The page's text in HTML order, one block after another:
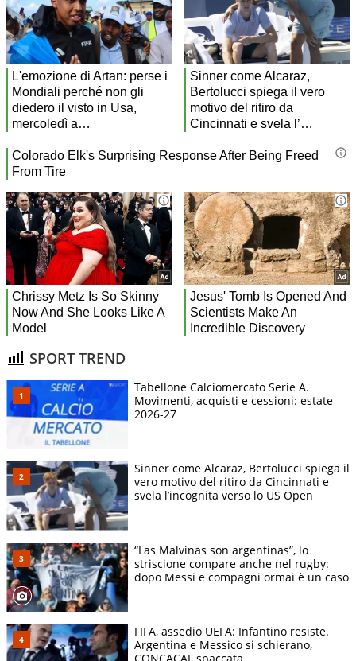
SPORT TREND
Tabellone Calciomercato Serie A.
Movimenti, acquisti e cessioni: estate
2026-27
Sinner come Alcaraz, Bertolucci spiega il
vero motivo del ritiro da Cincinnati e
svela l’incognita verso lo US Open
“Las Malvinas son argentinas”, lo
striscione compare anche nel rugby:
dopo Messi e compagni ormai è un caso
FIFA, assedio UEFA: Infantino resiste.
Argentina e Messico si schierano,
CONCACAF spaccata